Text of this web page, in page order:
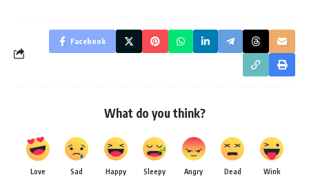
Facebook
What do you think?
Love Sad Happy Sleepy Angry Dead Wink